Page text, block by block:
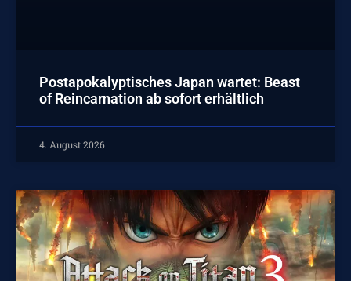
Postapokalyptisches Japan wartet: Beast
of Reincarnation ab sofort erhältlich
4. August 2026